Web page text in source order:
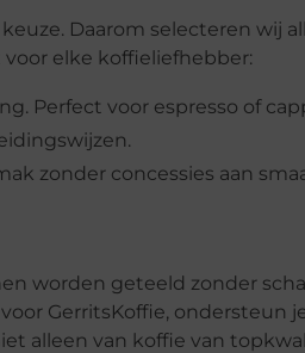
Daarom selecteren wij
elke koffieliefhebber:
Perfect voor espresso of
zonder concessies aan
worden geteeld zonder
GerritsKoffie, ondersteun
alleen van koffie van